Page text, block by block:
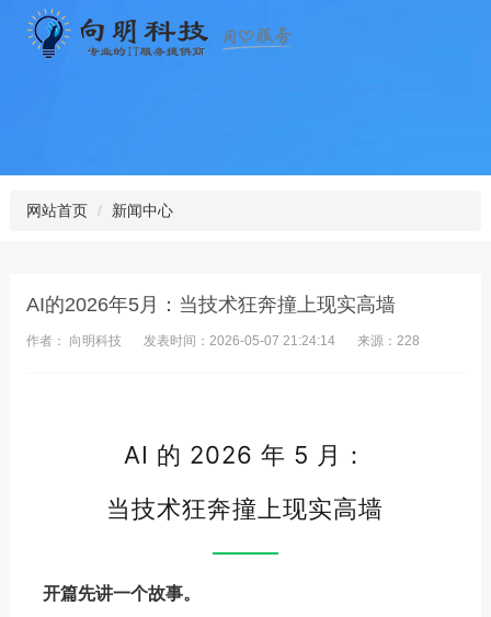
网站首页 新闻中心
AI的2026年5月：当技术狂奔撞上现实高墙
作者： 向明科技 发表时间：2026-05-07 21:24:14 来源：228
AI 的 2026 年 5 月：
当技术狂奔撞上现实高墙
开篇先讲一个故事。